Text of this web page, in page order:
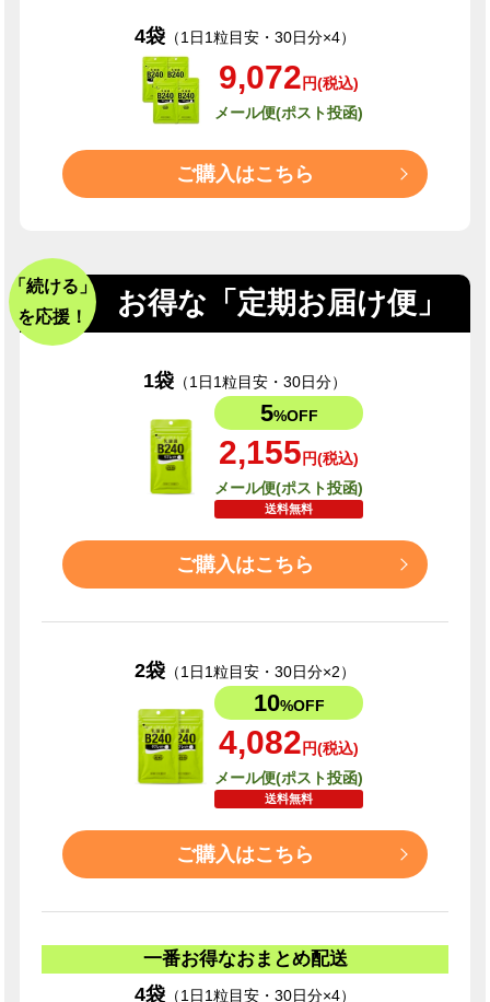
4袋 （1日1粒目安・30日分×4）
9,072円(税込)
メール便(ポスト投函)
ご購入はこちら
お得な「定期お届け便」
「続ける」
を応援！
1袋 （1日1粒目安・30日分）
5%OFF
2,155円(税込)
メール便(ポスト投函)
送料無料
ご購入はこちら
2袋 （1日1粒目安・30日分×2）
10%OFF
4,082円(税込)
メール便(ポスト投函)
送料無料
ご購入はこちら
一番お得なおまとめ配送
4袋 （1日1粒目安・30日分×4）